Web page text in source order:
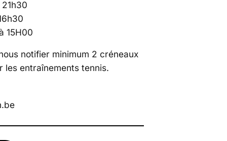
15H00
notifier minimum 2 créneaux
les entraînements tennis.